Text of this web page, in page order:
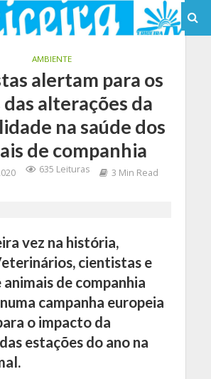
AMBIENTE
alertam para os
das alterações da
na saúde dos
de companhia
635 Leituras 3 Min Read
vez na história,
cientistas e
de companhia
campanha europeia
o impacto da
estações do ano na